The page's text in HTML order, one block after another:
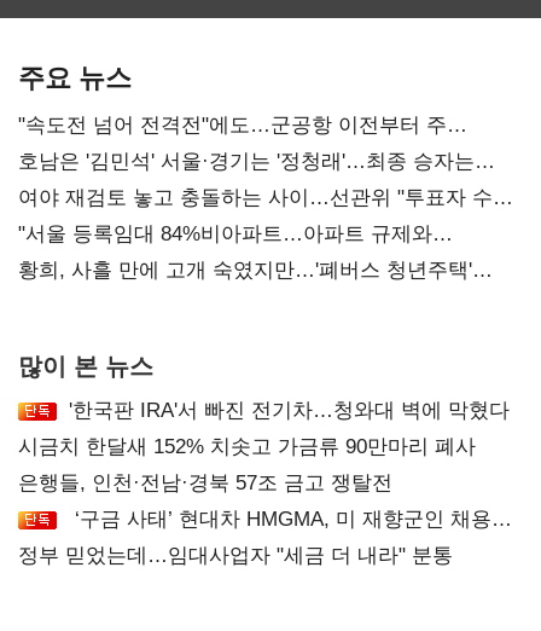
주요 뉴스
"속도전 넘어 전격전"에도…군공항 이전부터 주
52시간까지 '뇌관'
호남은 '김민석' 서울·경기는 '정청래'…최종 승자는
'안갯속'
여야 재검토 놓고 충돌하는 사이…선관위 "투표자 수
오차 당연"
"서울 등록임대 84%비아파트…아파트 규제와
달리해야"
황희, 사흘 만에 고개 숙였지만…'폐버스 청년주택'
많이 본 뉴스
'한국판 IRA'서 빠진 전기차…청와대 벽에 막혔다
시금치 한달새 152% 치솟고 가금류 90만마리 폐사
은행들, 인천·전남·경북 57조 금고 쟁탈전
‘구금 사태’ 현대차 HMGMA, 미 재향군인 채용
확대로 분위기 반전
정부 믿었는데…임대사업자 "세금 더 내라" 분통